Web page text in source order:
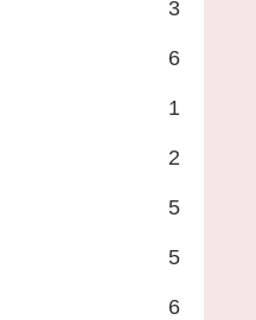
3
6
1
2
5
5
6